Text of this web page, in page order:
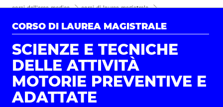
corsi dell'area medica
corsi di laurea magistrale
iscrizione conoscenze e requisiti per l'accesso
CORSO DI LAUREA MAGISTRALE
SCIENZE E TECNICHE
DELLE ATTIVITÀ
MOTORIE PREVENTIVE E
ADATTATE